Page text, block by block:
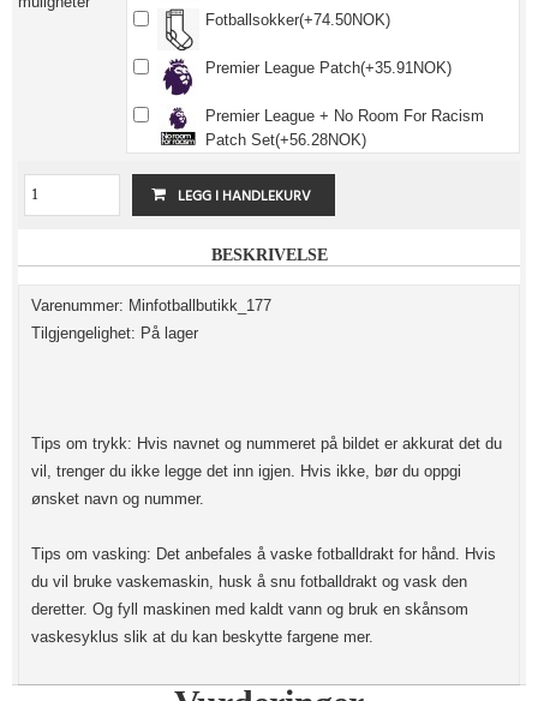
Fotballsokker(+74.50NOK)
Premier League Patch(+35.91NOK)
Premier League + No Room For Racism
Patch Set(+56.28NOK)
BESKRIVELSE
Varenummer: Minfotballbutikk_177
Tilgjengelighet: På lager
Tips om trykk: Hvis navnet og nummeret på bildet er akkurat det du
vil, trenger du ikke legge det inn igjen. Hvis ikke, bør du oppgi
ønsket navn og nummer.
Tips om vasking: Det anbefales å vaske fotballdrakt for hånd. Hvis
du vil bruke vaskemaskin, husk å snu fotballdrakt og vask den
deretter. Og fyll maskinen med kaldt vann og bruk en skånsom
vaskesyklus slik at du kan beskytte fargene mer.